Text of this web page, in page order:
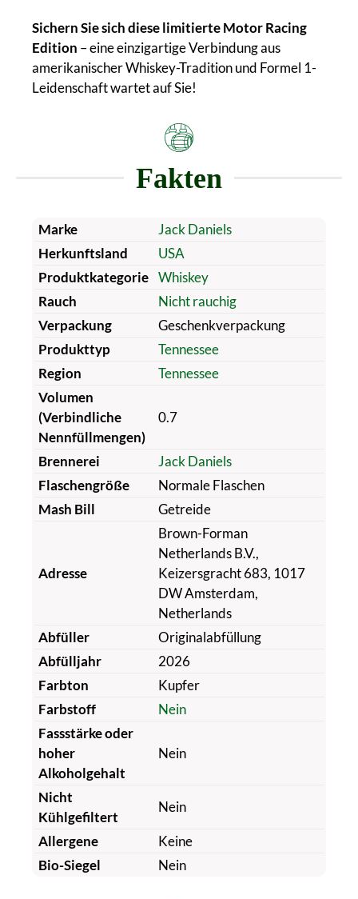
Sichern Sie sich diese limitierte Motor Racing
Edition – eine einzigartige Verbindung aus
amerikanischer Whiskey-Tradition und Formel 1-
Leidenschaft wartet auf Sie!
Fakten
Marke
Jack Daniels
Herkunftsland
USA
Produktkategorie Whiskey
Rauch
Nicht rauchig
Verpackung
Geschenkverpackung
Produkttyp
Tennessee
Region
Tennessee
Volumen
(Verbindliche
Nennfüllmengen)
0.7
Brennerei
Jack Daniels
Flaschengröße
Normale Flaschen
Mash Bill
Getreide
Adresse
Brown-Forman
Netherlands B.V.,
Keizersgracht 683, 1017
DW Amsterdam,
Netherlands
Abfüller
Originalabfüllung
Abfülljahr
2026
Farbton
Kupfer
Farbstoff
Nein
Fassstärke oder
hoher
Alkoholgehalt
Nein
Nicht
Kühlgefiltert
Nein
Allergene
Keine
Bio-Siegel
Nein